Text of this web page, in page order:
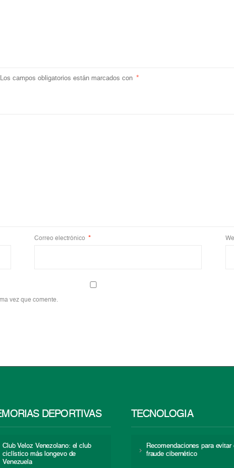
Los campos obligatorios están marcados con *
Correo electrónico *
vez que comente.
DEPORTIVAS
Club Veloz Venezolano: el club
ciclístico más longevo de
Venezuela
TECNOLOGÍA
Recomendaciones para evitar
fraude cibernético